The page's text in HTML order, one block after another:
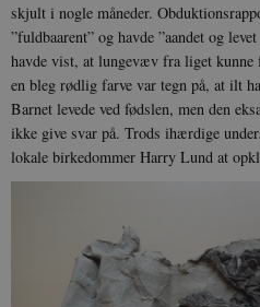
skjult i nogle måneder.
”fuldbaarent” og havde ”aandet og
havde vist, at lungevæv fra liget kunne
en bleg rødlig farve var tegn på, at ilt
Barnet levede ved fødslen, men den
ikke give svar på. Trods ihærdige
lokale birkedommer Harry Lund at